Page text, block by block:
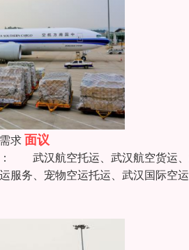
求面议
武汉航空托运、武汉航空货运
服务、宠物空运托运、武汉国际空